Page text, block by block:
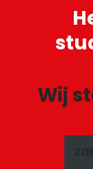
Wij